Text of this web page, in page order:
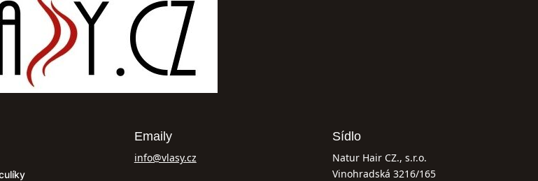
Emaily
info@vlasy.cz
Sídlo
Natur Hair CZ., s.r.o.
Vinohradská 3216/165